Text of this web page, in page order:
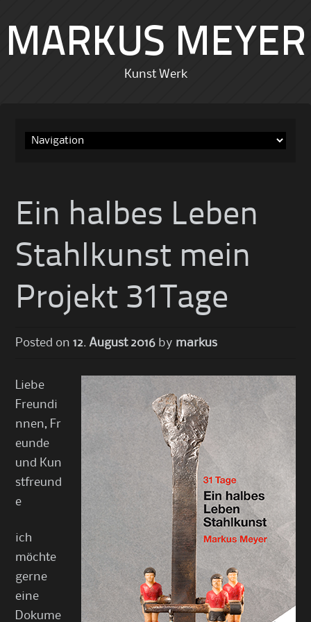
MARKUS MEYER
Kunst Werk
Ein halbes Leben
Stahlkunst mein
Projekt 31Tage
Posted on12. August 2016 by markus
Liebe
Freundi
nnen, Fr
eunde
und Kun
stfreund
e
ich
möchte
gerne
eine
Dokume